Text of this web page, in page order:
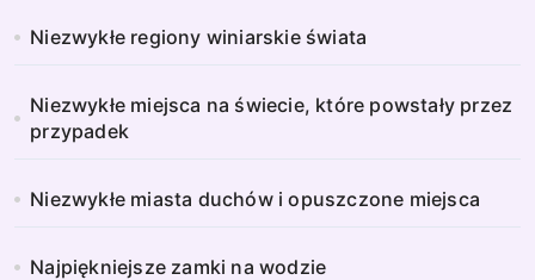
Niezwykłe regiony winiarskie świata
Niezwykłe miejsca na świecie, które powstały przez
przypadek
Niezwykłe miasta duchów i opuszczone miejsca
Najpiękniejsze zamki na wodzie